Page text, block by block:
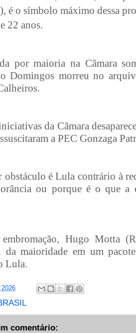
é o símbolo máximo dessa
22 anos.
por maioria na Câmara
Domingos morreu no
da Câmara
a PEC Gonzaga
obstáculo é Lula contrário à
ou porque é o que a
Hugo Motta
da maioridade em um
Lula.
comentário: